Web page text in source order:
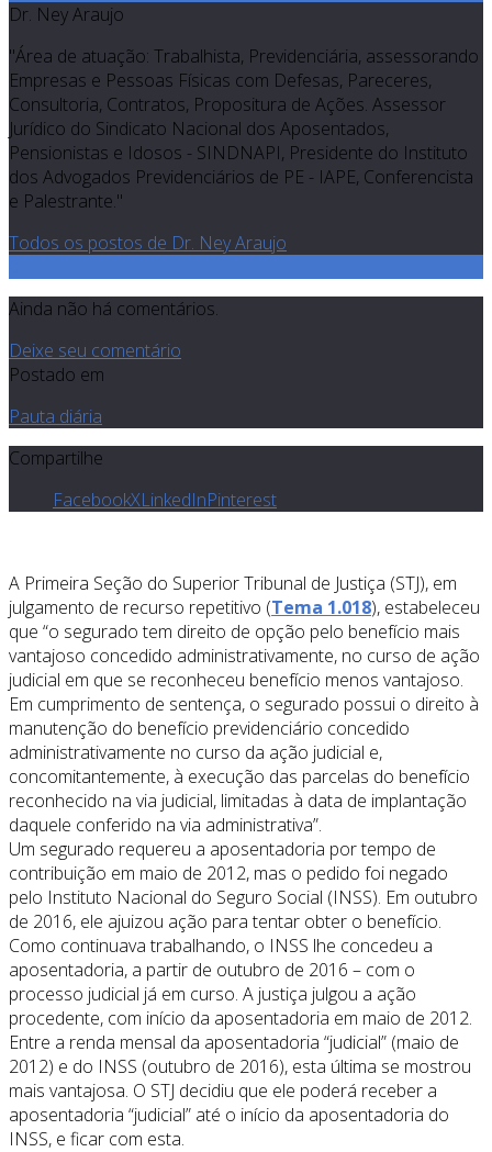
Dr. Ney Araujo
"Área de atuação: Trabalhista, Previdenciária, assessorando
Empresas e Pessoas Físicas com Defesas, Pareceres,
Consultoria, Contratos, Propositura de Ações. Assessor
Jurídico do Sindicato Nacional dos Aposentados,
Pensionistas e Idosos - SINDNAPI, Presidente do Instituto
dos Advogados Previdenciários de PE - IAPE, Conferencista
e Palestrante."
Todos os postos de Dr. Ney Araujo
Ainda não há comentários.
Deixe seu comentário
Postado em
Pauta diária
Compartilhe
FacebookXLinkedInPinterest
A Primeira Seção do Superior Tribunal de Justiça (STJ), em
julgamento de recurso repetitivo (Tema 1.018), estabeleceu
que “o segurado tem direito de opção pelo benefício mais
vantajoso concedido administrativamente, no curso de ação
judicial em que se reconheceu benefício menos vantajoso.
Em cumprimento de sentença, o segurado possui o direito à
manutenção do benefício previdenciário concedido
administrativamente no curso da ação judicial e,
concomitantemente, à execução das parcelas do benefício
reconhecido na via judicial, limitadas à data de implantação
daquele conferido na via administrativa”.
Um segurado requereu a aposentadoria por tempo de
contribuição em maio de 2012, mas o pedido foi negado
pelo Instituto Nacional do Seguro Social (INSS). Em outubro
de 2016, ele ajuizou ação para tentar obter o benefício.
Como continuava trabalhando, o INSS lhe concedeu a
aposentadoria, a partir de outubro de 2016 – com o
processo judicial já em curso. A justiça julgou a ação
procedente, com início da aposentadoria em maio de 2012.
Entre a renda mensal da aposentadoria “judicial” (maio de
2012) e do INSS (outubro de 2016), esta última se mostrou
mais vantajosa. O STJ decidiu que ele poderá receber a
aposentadoria “judicial” até o início da aposentadoria do
INSS, e ficar com esta.